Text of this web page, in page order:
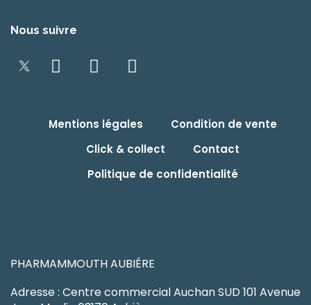
Nous suivre
Mentions légales
Condition de vente
Click & collect
Contact
Politique de confidentialité
PHARMAMMOUTH AUBIÉRE
Adresse : Centre commercial Auchan SUD 101 Avenue